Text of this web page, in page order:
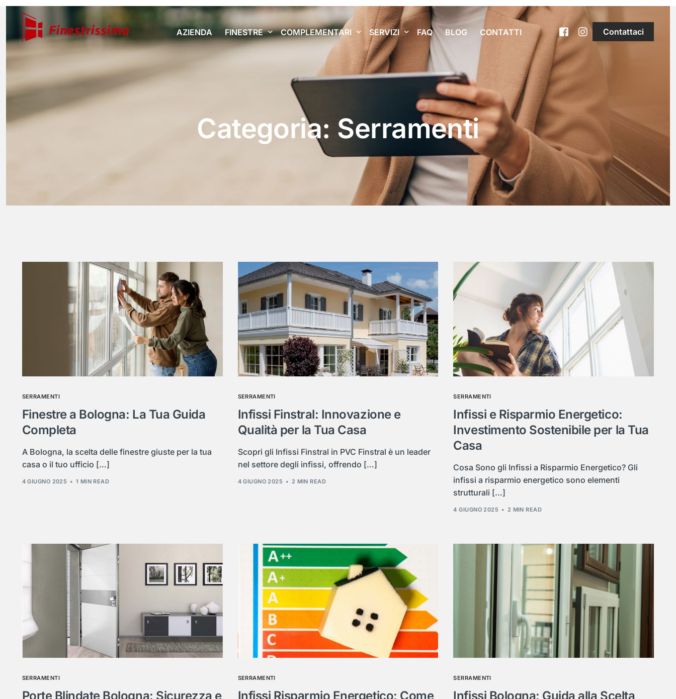
AZIENDA FINESTRE
Finestre in alluminio
COMPLEMENTARI
Vetrate panoramiche VEPA
Pergole Bioclimatiche
SERVIZI
Bonus Infissi 2026
Finanziamenti Personalizzati
Bonus e detrazioni infissi
FAQ BLOG CONTATTI Contattaci
Categoria: Serramenti
SERRAMENTI
Finestre a Bologna: La Tua Guida
Completa
A Bologna, la scelta delle finestre giuste per la tua
casa o il tuo ufficio […]
4 GIUGNO 2025 1 MIN READ
SERRAMENTI
Infissi Finstral: Innovazione e
Qualità per la Tua Casa
Scopri gli Infissi Finstral in PVC Finstral è un leader
nel settore degli infissi, offrendo […]
4 GIUGNO 2025 2 MIN READ
SERRAMENTI
Infissi e Risparmio Energetico:
Investimento Sostenibile per la Tua
Casa
Cosa Sono gli Infissi a Risparmio Energetico? Gli
infissi a risparmio energetico sono elementi
strutturali […]
4 GIUGNO 2025 2 MIN READ
SERRAMENTI
Porte Blindate Bologna: Sicurezza e
SERRAMENTI
Infissi Risparmio Energetico: Come
SERRAMENTI
Infissi Bologna: Guida alla Scelta